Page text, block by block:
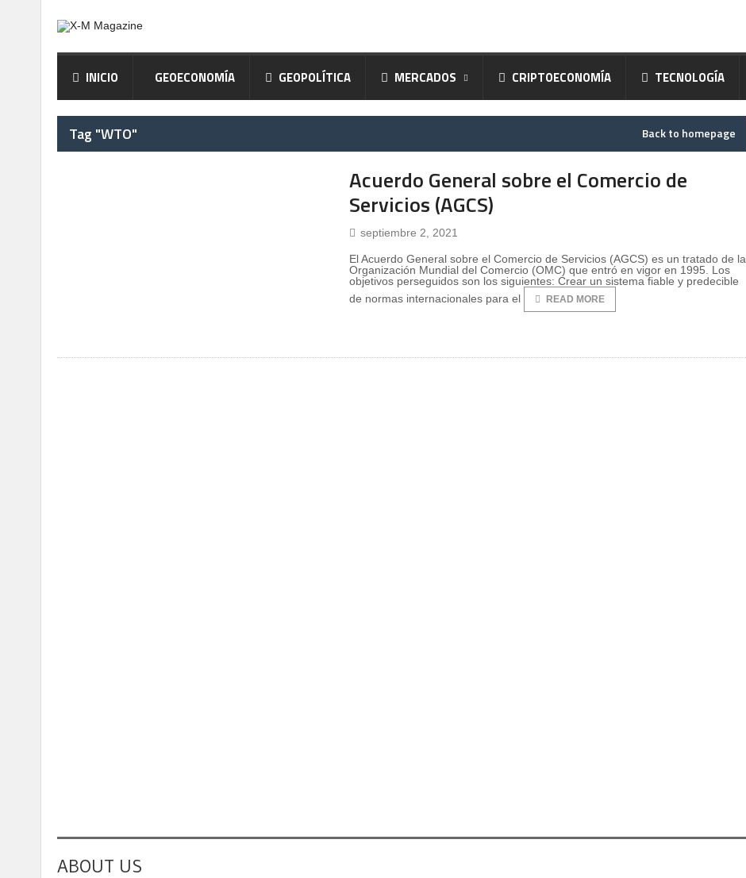
INICIO GEOECONOMÍA GEOPOLÍTICA MERCADOS CRIPTOECONOMÍA TECNOLOGÍA
Tag "WTO" Back to homepage
Acuerdo General sobre el Comercio de
Servicios (AGCS)
septiembre 2, 2021
El Acuerdo General sobre el Comercio de Servicios (AGCS) es un tratado de la
Organización Mundial del Comercio (OMC) que entró en vigor en 1995. Los
objetivos perseguidos son los siguientes: Crear un sistema fiable y predecible
de normas internacionales para el
READ MORE
ABOUT US